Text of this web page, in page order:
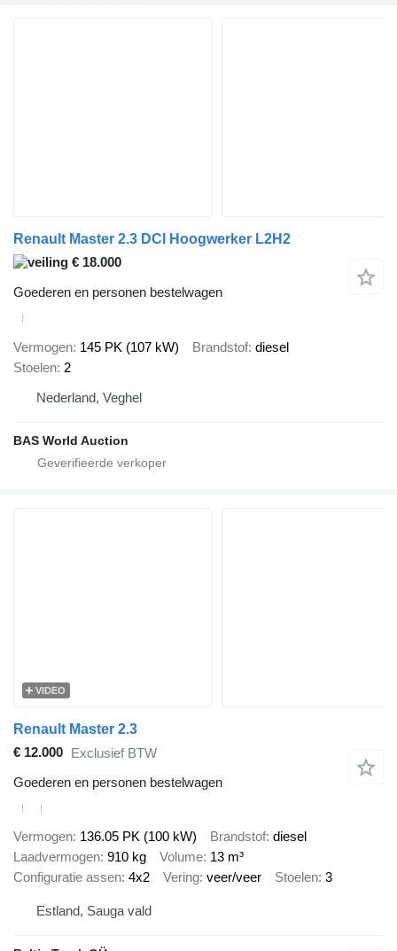
Renault Master 2.3 DCI Hoogwerker L2H2
€ 18.000
Goederen en personen bestelwagen
Vermogen 145 PK (107 kW) Brandstof diesel
Stoelen 2
Nederland, Veghel
BAS World Auction
VIDEO
Renault Master 2.3
€ 12.000 Exclusief BTW
Goederen en personen bestelwagen
Vermogen 136.05 PK (100 kW) Brandstof diesel
Laadvermogen 910 kg Volume 13 m³
Configuratie assen 4x2 Vering veer/veer Stoelen 3
Estland, Sauga vald